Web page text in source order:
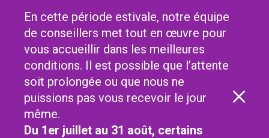
En cette période estivale, notre équipe
de conseillers met tout en œuvre pour
vous accueillir dans les meilleures
conditions. Il est possible que l’attente
soit prolongée ou que nous ne
puissions pas vous recevoir le jour
même.
Du 1er juillet au 31 août, certains